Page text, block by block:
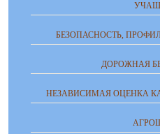
БЕЗОПАСНОСТЬ,
ДОРОЖНАЯ
НЕЗАВИСИМАЯ ОЦЕНКА